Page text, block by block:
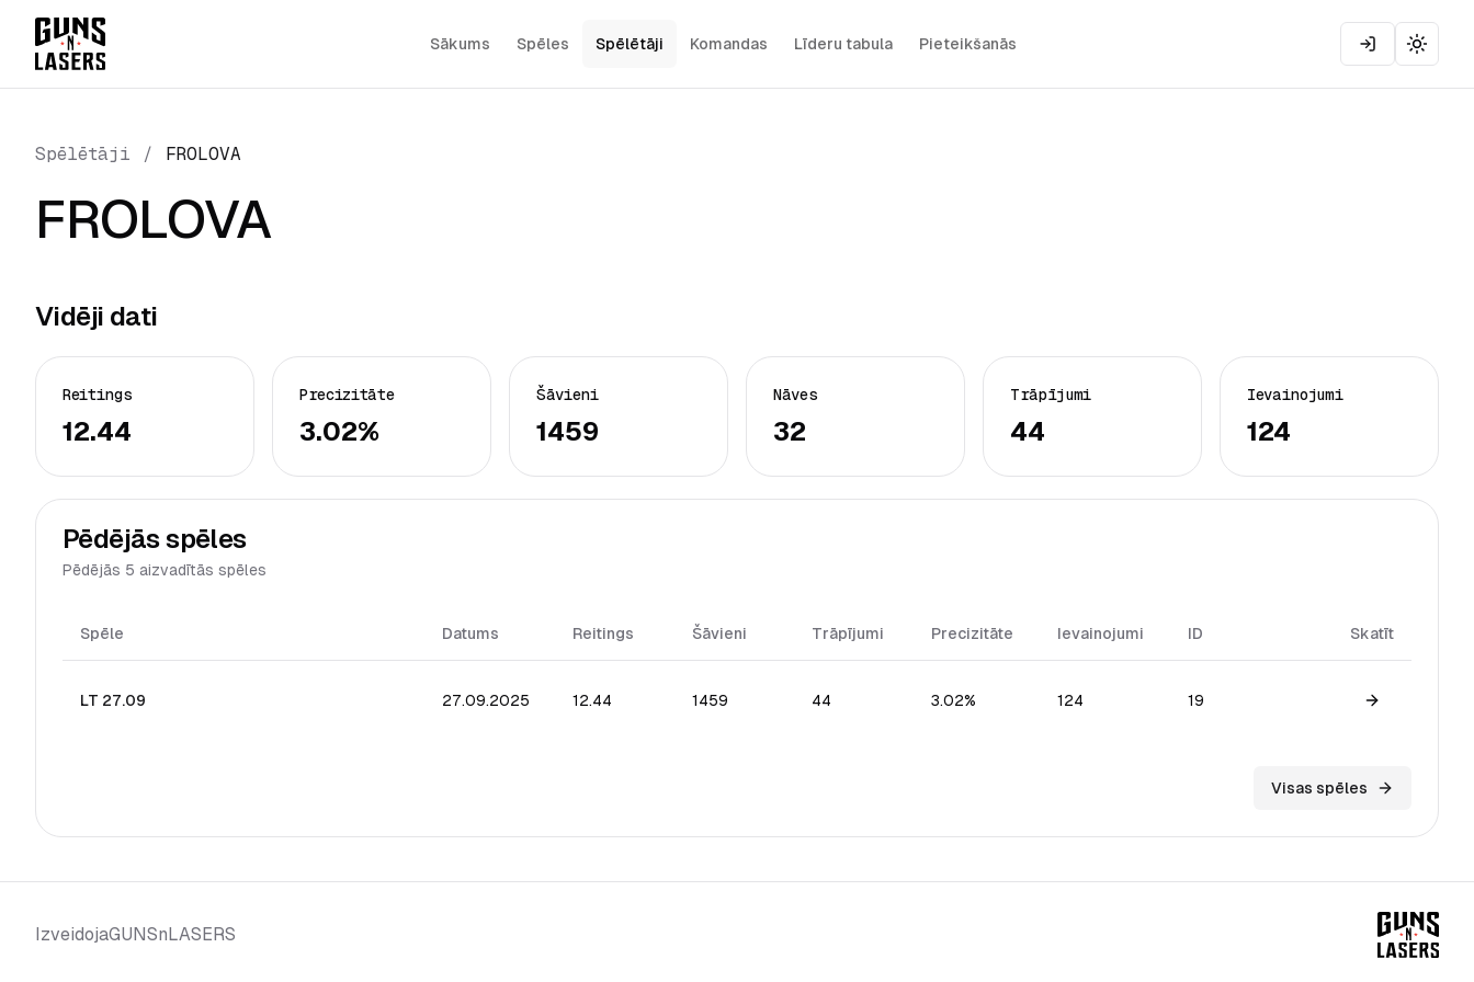
Sākums Spēles Spēlētāji Komandas Līderu tabula Pieteikšanās
Toggle
Spēlētāji / FROLOVA
FROLOVA
Vidēji dati
Reitings
12.44
Precizitāte
3.02%
Šāvieni
1459
Nāves
32
Trāpījumi
44
Ievainojumi
124
Pēdējās spēles
Pēdējās 5 aizvadītās spēles
Spēle Datums Reitings Šāvieni Trāpījumi Precizitāte Ievainojumi ID Skatīt
LT 27.09 27.09.2025 12.44 1459 44 3.02% 124 19
View game
Visas spēles
IzveidojaGUNSnLASERS